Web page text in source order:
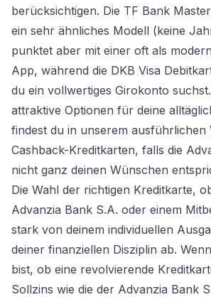
berücksichtigen. Die TF Bank
ein sehr ähnliches Modell (keine
punktet aber mit einer oft als
App, während die DKB Visa
du ein vollwertiges Girokonto
attraktive Optionen für deine
findest du in unserem ausführlichen
Cashback-Kreditkarten, falls die
nicht ganz deinen Wünschen
Die Wahl der richtigen Kreditkarte,
Advanzia Bank S.A. oder einem
stark von deinem individuellen
deiner finanziellen Disziplin ab.
bist, ob eine revolvierende
Sollzins wie die der Advanzia Bank